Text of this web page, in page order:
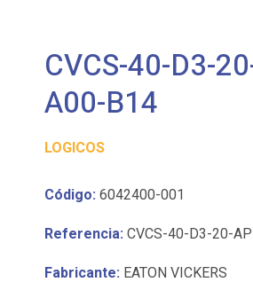
CVCS-40-D3-
A00-B14
LOGICOS
Código: 6042400-001
Referencia: CVCS-40-D3-20-
Fabricante: EATON VICKERS